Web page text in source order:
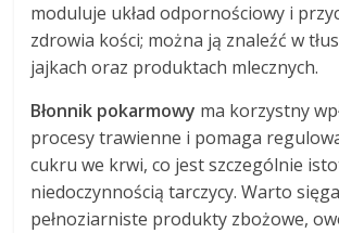
moduluje układ odpornościowy i
zdrowia kości; można ją znaleźć w
jajkach oraz produktach mlecznych.
Błonnik pokarmowy ma korzystny
procesy trawienne i pomaga
cukru we krwi, co jest szczególnie
niedoczynnością tarczycy. Warto
pełnoziarniste produkty zbożowe,